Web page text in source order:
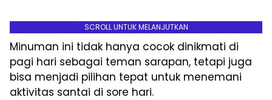
SCROLL UNTUK MELANJUTKAN
Minuman ini tidak hanya cocok dinikmati di
pagi hari sebagai teman sarapan, tetapi juga
bisa menjadi pilihan tepat untuk menemani
aktivitas santai di sore hari.